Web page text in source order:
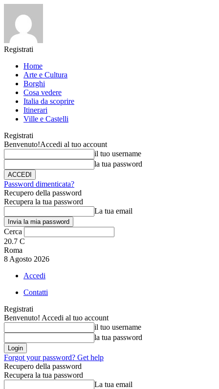
Registrati
Home
Arte e Cultura
Borghi
Cosa vedere
Italia da scoprire
Itinerari
Ville e Castelli
Registrati
Benvenuto!Accedi al tuo account
il tuo username
la tua password
Password dimenticata?
Recupero della password
Recupera la tua password
La tua email
Cerca
20.7 C
Roma
8 Agosto 2026
Accedi
Contatti
Registrati
Benvenuto! Accedi al tuo account
il tuo username
la tua password
Forgot your password? Get help
Recupero della password
Recupera la tua password
La tua email